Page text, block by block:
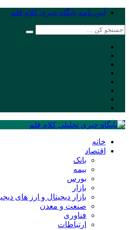
آیین نامه پایگاه خبری کلام قلم
خانه
اقتصاد
بانک
بیمه
بورس
بازار
بازار دیجیتال و ارز های
صنعت و معدن
فناوری
ارتباطات